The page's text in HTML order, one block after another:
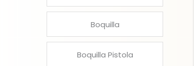
Boquilla
Boquilla Pistola